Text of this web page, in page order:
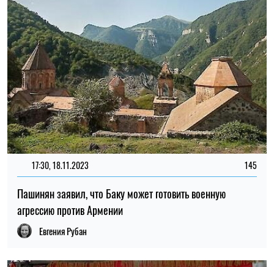
17:30, 18.11.2023 145
Пашинян заявил, что Баку может готовить военную
агрессию против Армении
Евгения Рубан